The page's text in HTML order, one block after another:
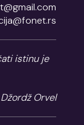
istinu je
Džordž Orvel